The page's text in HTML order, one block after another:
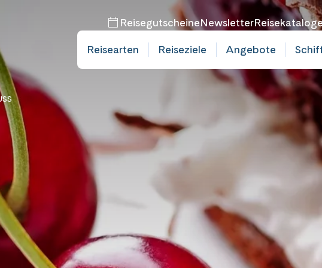
ReisegutscheineNewsletter
Reisearten Reiseziele Angebote